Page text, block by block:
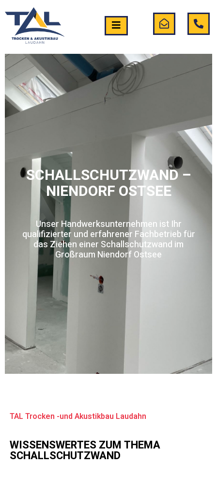
SCHALLSCHUTZWAND –
NIENDORF OSTSEE
Unser Handwerksunternehmen ist Ihr
qualifizierter und erfahrener Fachbetrieb für
das Ziehen einer Schallschutzwand im
Großraum Niendorf Ostsee
TAL Trocken -und Akustikbau Laudahn
WISSENSWERTES ZUM THEMA
SCHALLSCHUTZWAND